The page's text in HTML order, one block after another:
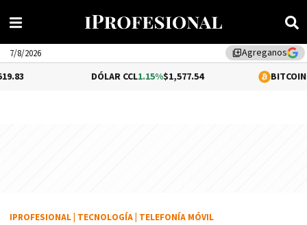
library_addAgreganos
7/8/2026
1.15%$1,577.54 -0.18%
IPROFESIONAL TECNOLOGÍA TELEFONÍA MÓVIL